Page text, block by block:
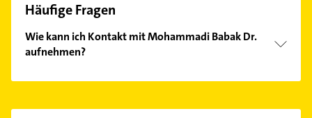
Häufige Fragen
Wie kann ich Kontakt mit Mohammadi Babak Dr.
aufnehmen?
Kontaktmöglichkeiten wie Adresse oder Mail in